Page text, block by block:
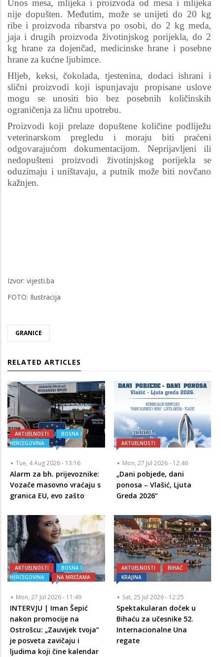
Unos mesa, mlijeka i proizvoda od mesa i mlijeka
nije dopušten. Međutim, može se unijeti do 20 kg
ribe i proizvoda ribarstva po osobi, do 2 kg meda,
jaja i drugih proizvoda životinjskog porijekla, do 2
kg hrane za dojenčad, medicinske hrane i posebne
hrane za kućne ljubimce.
Hljeb, keksi, čokolada, tjestenina, dodaci ishrani i
slični proizvodi koji ispunjavaju propisane uslove
mogu se unositi bio bez posebnih količinskih
ograničenja za ličnu upotrebu.
Proizvodi koji prelaze dopuštene količine podliježu
veterinarskom pregledu i moraju biti praćeni
odgovarajućom dokumentacijom. Neprijavljeni ili
nedopušteni proizvodi životinjskog porijekla se
oduzimaju i uništavaju, a putnik može biti novčano
kažnjen.
Izvor: vijesti.ba
FOTO: Ilustracija
GRANICE
RELATED ARTICLES
AKTUELNOSTI
BOSNA I
HERCEGOVINA
Tue, 4 Aug 2026 - 13:16
Alarm za bh. prijevoznike:
Vozače masovno vraćaju s
granica EU, evo zašto
AKTUELNOSTI
Mon, 27 Jul 2026 - 12:46
„Dani pobjede, dani
ponosa – Vlašić, Ljuta
Greda 2026“
AKTUELNOSTI
BOSNA I
HERCEGOVINA
NA MREŽAMA
Mon, 27 Jul 2026 - 11:49
INTERVJU | Iman Šepić
nakon promocije na
Ostrošcu: „Zauvijek tvoja“
je posveta zavičaju i
ljudima koji čine kalendar
AKTUELNOSTI
BIHAĆ
KRAJINA
Sat, 25 Jul 2026 - 12:25
Spektakularan doček u
Bihaću za učesnike 52.
Internacionalne Una
regate